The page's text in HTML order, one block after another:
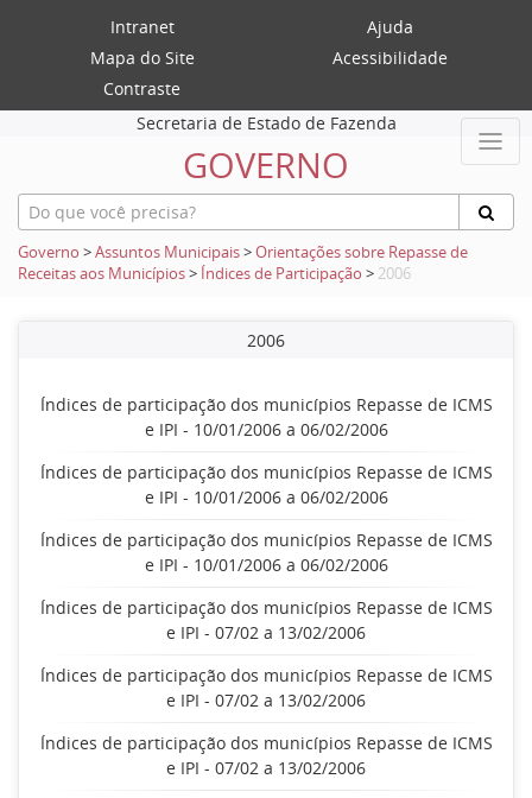
Intranet
Ajuda
Mapa do Site
Acessibilidade
Contraste
Secretaria de Estado de Fazenda
GOVERNO
Governo >Assuntos Municipais>Orientações sobre Repasse de
Receitas aos Municípios> Índices de Participação > 2006
2006
Índices de participação dos municípios Repasse de ICMS
e IPI - 10/01/2006 a 06/02/2006
Índices de participação dos municípios Repasse de ICMS
e IPI - 10/01/2006 a 06/02/2006
Índices de participação dos municípios Repasse de ICMS
e IPI - 10/01/2006 a 06/02/2006
Índices de participação dos municípios Repasse de ICMS
e IPI - 07/02 a 13/02/2006
Índices de participação dos municípios Repasse de ICMS
e IPI - 07/02 a 13/02/2006
Índices de participação dos municípios Repasse de ICMS
e IPI - 07/02 a 13/02/2006